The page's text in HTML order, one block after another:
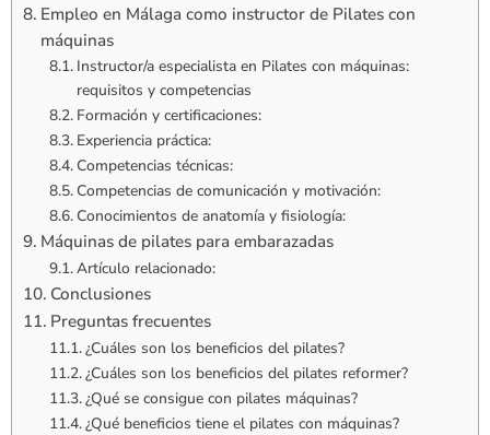
Empleo en Málaga como instructor de Pilates con
máquinas
Instructor/a especialista en Pilates con máquinas:
requisitos y competencias
Formación y certificaciones:
Experiencia práctica:
Competencias técnicas:
Competencias de comunicación y motivación:
Conocimientos de anatomía y fisiología:
Máquinas de pilates para embarazadas
Artículo relacionado:
Conclusiones
Preguntas frecuentes
¿Cuáles son los beneficios del pilates?
¿Cuáles son los beneficios del pilates reformer?
¿Qué se consigue con pilates máquinas?
¿Qué beneficios tiene el pilates con máquinas?